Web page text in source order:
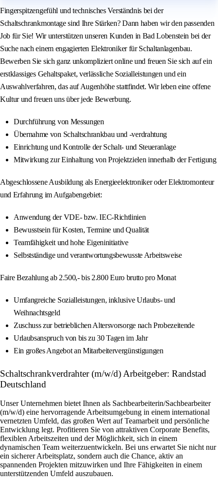
Fingerspitzengefühl und technisches Verständnis bei der
Schaltschrankmontage sind Ihre Stärken? Dann haben wir den passenden
Job für Sie! Wir unterstützen unseren Kunden in Bad Lobenstein bei der
Suche nach einem engagierten Elektroniker für Schaltanlagenbau.
Bewerben Sie sich ganz unkompliziert online und freuen Sie sich auf ein
erstklassiges Gehaltspaket, verlässliche Sozialleistungen und ein
Auswahlverfahren, das auf Augenhöhe stattfindet. Wir leben eine offene
Kultur und freuen uns über jede Bewerbung.
Durchführung von Messungen
Übernahme von Schaltschrankbau und -verdrahtung
Einrichtung und Kontrolle der Schalt- und Steueranlage
Mitwirkung zur Einhaltung von Projektzielen innerhalb der Fertigung
Abgeschlossene Ausbildung als Energieelektroniker oder Elektromonteur
und Erfahrung im Aufgabengebiet:
Anwendung der VDE- bzw. IEC-Richtlinien
Bewusstsein für Kosten, Termine und Qualität
Teamfähigkeit und hohe Eigeninitiative
Selbstständige und verantwortungsbewusste Arbeitsweise
Faire Bezahlung ab 2.500,- bis 2.800 Euro brutto pro Monat
Umfangreiche Sozialleistungen, inklusive Urlaubs- und
Weihnachtsgeld
Zuschuss zur betrieblichen Altersvorsorge nach Probezeitende
Urlaubsanspruch von bis zu 30 Tagen im Jahr
Ein großes Angebot an Mitarbeitervergünstigungen
Schaltschrankverdrahter (m/w/d) Arbeitgeber: Randstad
Deutschland
Unser Unternehmen bietet Ihnen als Sachbearbeiterin/Sachbearbeiter
(m/w/d) eine hervorragende Arbeitsumgebung in einem international
vernetzten Umfeld, das großen Wert auf Teamarbeit und persönliche
Entwicklung legt. Profitieren Sie von attraktiven Corporate Benefits,
flexiblen Arbeitszeiten und der Möglichkeit, sich in einem
dynamischen Team weiterzuentwickeln. Bei uns erwartet Sie nicht nur
ein sicherer Arbeitsplatz, sondern auch die Chance, aktiv an
spannenden Projekten mitzuwirken und Ihre Fähigkeiten in einem
unterstützenden Umfeld auszubauen.